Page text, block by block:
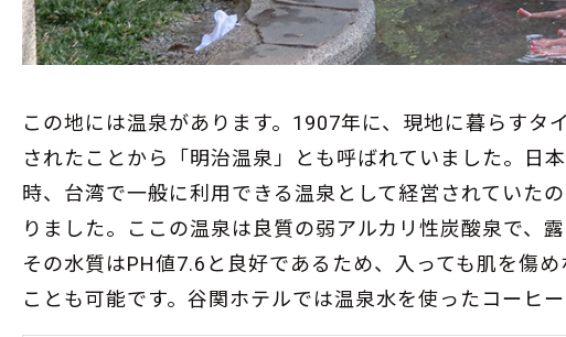
この地には温泉があります。1907年に、現地に暮らすタ
されたことから「明治温泉」とも呼ばれていました。日
時、台湾で一般に利用できる温泉として経営されていた
りました。ここの温泉は良質の弱アルカリ性炭酸泉で、
その水質はPH値7.6と良好であるため、入っても肌を傷
ことも可能です。谷関ホテルでは温泉水を使ったコーヒ